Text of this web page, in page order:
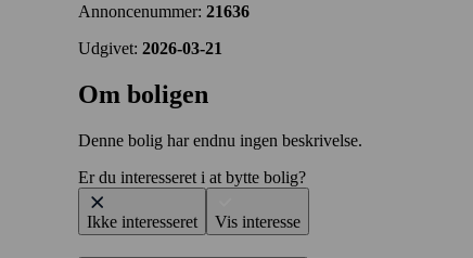
Annoncenummer: 21636
Udgivet: 2026-03-21
Om boligen
Denne bolig har endnu ingen beskrivelse.
Er du interesseret i at bytte bolig?
Ikke interesseret Vis interesse